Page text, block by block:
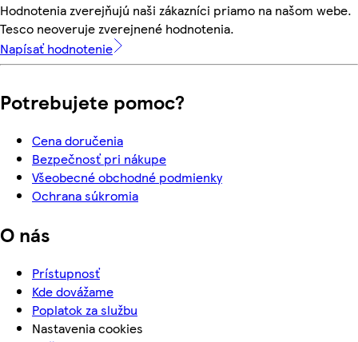
Hodnotenia zverejňujú naši zákazníci priamo na našom webe.
Tesco neoveruje zverejnené hodnotenia.
Napísať hodnotenie
Potrebujete pomoc?
Cena doručenia
Bezpečnosť pri nákupe
Všeobecné obchodné podmienky
Ochrana súkromia
O nás
Prístupnosť
Kde dovážame
Poplatok za službu
Nastavenia cookies